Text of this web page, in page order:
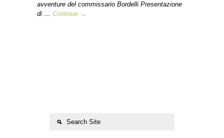
avventure del commissario Bordelli Presentazione
di … Continue →